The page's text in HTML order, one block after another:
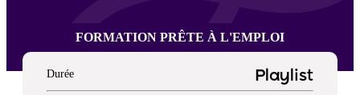
FORMATION PRÊTE À L'EMPLOI
Durée Playlist